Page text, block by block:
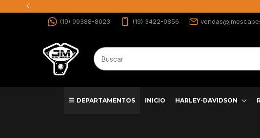
(19) 99388-8023 (19) 3422-9856
DEPARTAMENTOS INICIO HARLEY-DAVIDSON